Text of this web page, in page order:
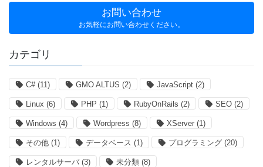
お問い合わせ
お気軽にお問い合わせください。
カテゴリ
C#(11) GMO ALTUS (2) JavaScript (2)
Linux (6) PHP (1) RubyOnRails (2) SEO (2)
Windows (4) Wordpress (8) XServer (1)
その他 (1) データベース (1) プログラミング (20)
レンタルサーバ (3) 未分類 (8)